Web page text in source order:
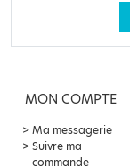
MON COMPTE
Ma messagerie
Suivre ma
commande